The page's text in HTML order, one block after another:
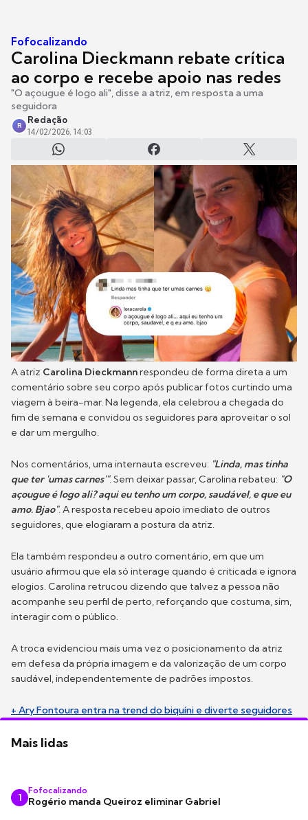
Fofocalizando
Carolina Dieckmann rebate crítica
ao corpo e recebe apoio nas redes
"O açougue é logo ali", disse a atriz, em resposta a uma
seguidora
R
Redação
14/02/2026, 14:03
A atriz Carolina Dieckmannrespondeu de forma direta a um
comentário sobre seu corpo após publicar fotos curtindo uma
viagem à beira-mar. Na legenda, ela celebrou a chegada do
fim de semana e convidou os seguidores para aproveitar o sol
e dar um mergulho.
Nos comentários, uma internauta escreveu: "Linda, mas tinha
que ter 'umas carnes'". Sem deixar passar, Carolina rebateu: "O
açougue é logo ali? aqui eu tenho um corpo, saudável, e que eu
amo. Bjao". A resposta recebeu apoio imediato de outros
seguidores, que elogiaram a postura da atriz.
Ela também respondeu a outro comentário, em que um
usuário afirmou que ela só interage quando é criticada e ignora
elogios. Carolina retrucou dizendo que talvez a pessoa não
acompanhe seu perfil de perto, reforçando que costuma, sim,
interagir com o público.
A troca evidenciou mais uma vez o posicionamento da atriz
em defesa da própria imagem e da valorização de um corpo
saudável, independentemente de padrões impostos.
+ Ary Fontoura entra na trend do biquíni e diverte seguidores
Mais lidas
1
Fofocalizando
Rogério manda Queiroz eliminar Gabriel